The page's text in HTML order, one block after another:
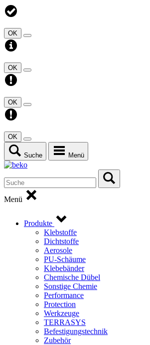
OK
OK
OK
OK
Suche Menü
Menü
Produkte
Klebstoffe
Dichtstoffe
Aerosole
PU-Schäume
Klebebänder
Chemische Dübel
Sonstige Chemie
Performance
Protection
Werkzeuge
TERRASYS
Befestigungstechnik
Zubehör